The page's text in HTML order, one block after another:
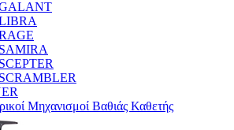
SAMIRA
SCEPTER
SCRAMBLER
Μηχανισμοί Βαθιάς Καθετής